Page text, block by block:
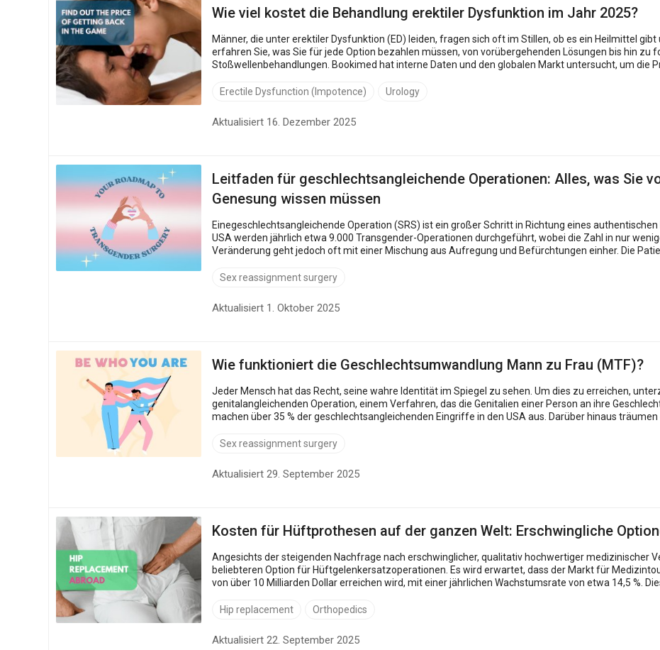
Wie viel kostet die Behandlung erektiler Dysfunktion im Jahr 2025?
Männer, die unter erektiler Dysfunktion (ED) leiden, fragen sich oft im Stillen, ob es ein Heilmittel gibt und ob sie es sich leisten können. In diesem Artikel
erfahren Sie, was Sie für jede Option bezahlen müssen, von vorübergehenden Lösungen bis hin zu
Stoßwellenbehandlungen. Bookimed hat interne Daten und den globalen Markt untersucht, um die
Erectile Dysfunction (Impotence)
Urology
Aktualisiert 16. Dezember 2025
Leitfaden für geschlechtsangleichende Operationen: Alles, was Sie
Genesung wissen müssen
Einegeschlechtsangleichende Operation (SRS) ist ein großer Schritt in Richtung eines
USA werden jährlich etwa 9.000 Transgender-Operationen durchgeführt, wobei die Zahl in nur
Veränderung geht jedoch oft mit einer Mischung aus Aufregung und Befürchtungen einher. Die
Sex reassignment surgery
Aktualisiert 1. Oktober 2025
Wie funktioniert die Geschlechtsumwandlung Mann zu Frau (MTF)?
Jeder Mensch hat das Recht, seine wahre Identität im Spiegel zu sehen. Um dies zu erreichen,
genitalangleichenden Operation, einem Verfahren, das die Genitalien einer Person an ihre
machen über 35 % der geschlechtsangleichenden Eingriffe in den USA aus. Darüber hinaus
Sex reassignment surgery
Aktualisiert 29. September 2025
Kosten für Hüftprothesen auf der ganzen Welt: Erschwingliche
Angesichts der steigenden Nachfrage nach erschwinglicher, qualitativ hochwertiger medizinischer
beliebteren Option für Hüftgelenkersatzoperationen. Es wird erwartet, dass der Markt für
von über 10 Milliarden Dollar erreichen wird, mit einer jährlichen Wachstumsrate von etwa 14,5 %. Dieses Wachstum spiegelt den zunehmenden Trend
Hip replacement
Orthopedics
Aktualisiert 22. September 2025